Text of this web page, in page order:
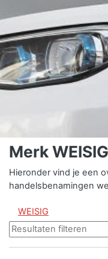
Merk WEISIG
Hieronder vind je een
handelsbenamingen
WEISIG